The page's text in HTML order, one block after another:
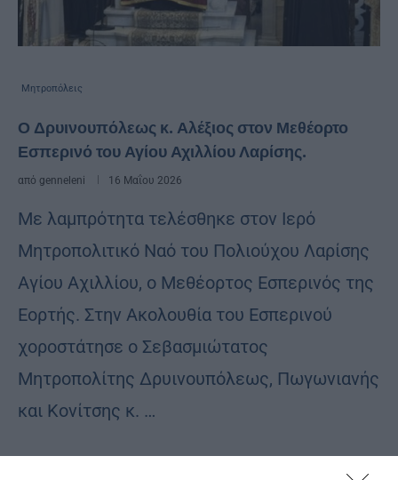
Μητροπόλεις
Ο Δρυινουπόλεως κ. Αλέξιος στον Μεθέορτο
Εσπερινό του Αγίου Αχιλλίου Λαρίσης.
από genneleni 16 Μαΐου 2026
Με λαμπρότητα τελέσθηκε στον Ιερό
Μητροπολιτικό Ναό του Πολιούχου Λαρίσης
Αγίου Αχιλλίου, ο Μεθέορτος Εσπερινός της
Εορτής. Στην Ακολουθία του Εσπερινού
χοροστάτησε ο Σεβασμιώτατος
Μητροπολίτης Δρυινουπόλεως, Πωγωνιανής
και Κονίτσης κ. …